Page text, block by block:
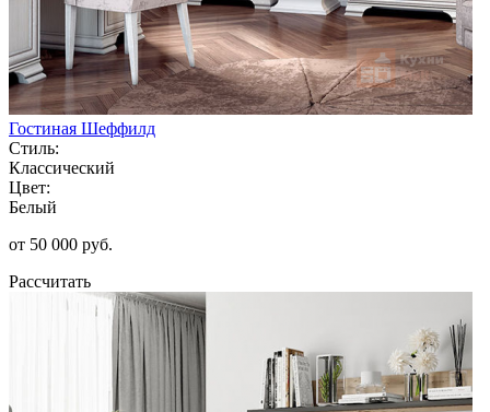
Гостиная Шеффилд
Стиль:
Классический
Цвет:
Белый
от 50 000 руб.
Рассчитать